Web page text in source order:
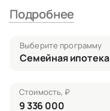
Подробнее
Выберите программу
Семейная ипотека
Стоимость, ₽